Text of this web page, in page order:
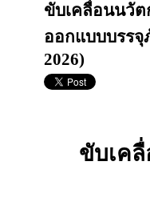
ขับเคลื่อนนวัต
ออกแบบบรรจุ
2026)
ขับเค